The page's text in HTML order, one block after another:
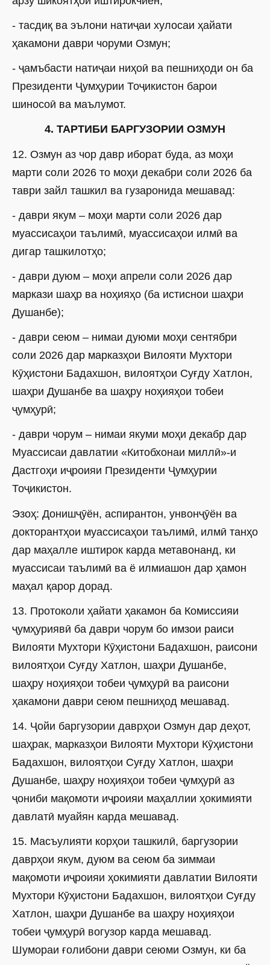
- тасдиқ ва эълони натиҷаи хулосаи ҳайати
ҳакамони даври чоруми Озмун;
- ҷамъбасти натиҷаи ниҳоӣ ва пешниҳоди он ба
Президенти Ҷумҳурии Тоҷикистон барои
шиносоӣ ва маълумот.
4. ТАРТИБИ БАРГУЗОРИИ ОЗМУН
12. Озмун аз чор давр иборат буда, аз моҳи
марти соли 2026 то моҳи декабри соли 2026 ба
таври зайл ташкил ва гузаронида мешавад:
- даври якум – моҳи марти соли 2026 дар
муассисаҳои таълимӣ, муассисаҳои илмӣ ва
дигар ташкилотҳо;
- даври дуюм – моҳи апрели соли 2026 дар
маркази шаҳр ва ноҳияҳо (ба истиснои шаҳри
Душанбе);
- даври сеюм – нимаи дуюми моҳи сентябри
соли 2026 дар марказҳои Вилояти Мухтори
Кӯҳистони Бадахшон, вилоятҳои Суғду Хатлон,
шаҳри Душанбе ва шаҳру ноҳияҳои тобеи
ҷумҳурӣ;
- даври чорум – нимаи якуми моҳи декабр дар
Муассисаи давлатии «Китобхонаи миллӣ»-и
Дастгоҳи иҷроияи Президенти Ҷумҳурии
Тоҷикистон.
Эзоҳ: Донишҷӯён, аспирантон, унвонҷӯён ва
докторантҳои муассисаҳои таълимӣ, илмӣ танҳо
дар маҳалле иштирок карда метавонанд, ки
муассисаи таълимӣ ва ё илмиашон дар ҳамон
маҳал қарор дорад.
13. Протоколи ҳайати ҳакамон ба Комиссияи
ҷумҳуриявӣ ба даври чорум бо имзои раиси
Вилояти Мухтори Кӯҳистони Бадахшон, раисони
вилоятҳои Суғду Хатлон, шаҳри Душанбе,
шаҳру ноҳияҳои тобеи ҷумҳурӣ ва раисони
ҳакамони даври сеюм пешниҳод мешавад.
14. Ҷойи баргузории даврҳои Озмун дар деҳот,
шаҳрак, марказҳои Вилояти Мухтори Кӯҳистони
Бадахшон, вилоятҳои Суғду Хатлон, шаҳри
Душанбе, шаҳру ноҳияҳои тобеи ҷумҳурӣ аз
ҷониби мақомоти иҷроияи маҳаллии ҳокимияти
давлатӣ муайян карда мешавад.
15. Масъулияти корҳои ташкилӣ, баргузории
даврҳои якум, дуюм ва сеюм ба зиммаи
мақомоти иҷроияи ҳокимияти давлатии Вилояти
Мухтори Кӯҳистони Бадахшон, вилоятҳои Суғду
Хатлон, шаҳри Душанбе ва шаҳру ноҳияҳои
тобеи ҷумҳурӣ вогузор карда мешавад.
Шумораи ғолибони даври сеюми Озмун, ки ба